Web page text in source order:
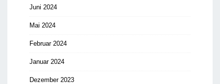
Juni 2024
Mai 2024
Februar 2024
Januar 2024
Dezember 2023